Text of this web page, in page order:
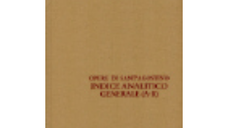
AGGIUNGI AL CARRELLO